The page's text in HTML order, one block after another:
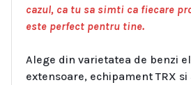
cazul, ca tu sa simti ca fiecare
este perfect pentru tine.
Alege din varietatea de benzi
extensoare, echipament TRX